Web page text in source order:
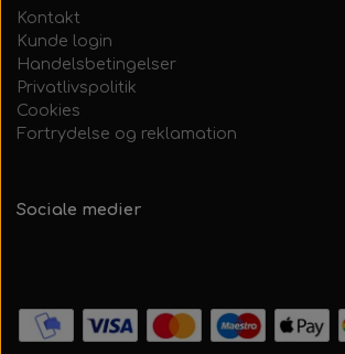
Kontakt
Kunde login
Handelsbetingelser
Privatlivspolitik
Cookies
Fortrydelse og reklamation
Sociale medier